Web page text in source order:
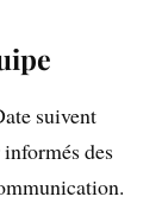
suivent
des